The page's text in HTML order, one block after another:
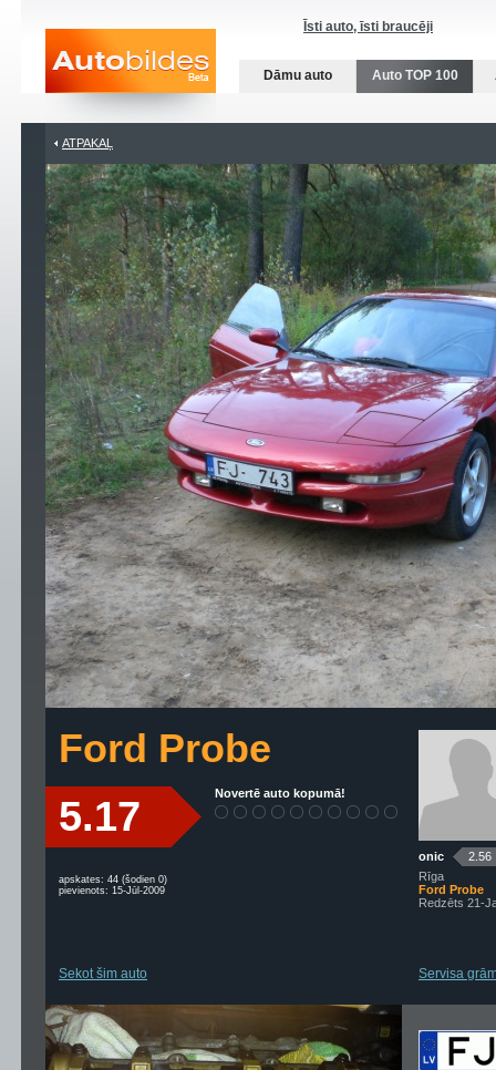
Īsti auto, īsti braucēji
Dāmu auto Auto TOP 100
ATPAKAĻ
Ford Probe
5.17 Novertē auto kopumā!
apskates: 44 (šodien 0)
pievienots: 15-Jūl-2009
Sekot šim auto
onic
2.56
Rīga
Ford Probe
Redzēts 21-
Servisa